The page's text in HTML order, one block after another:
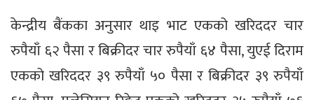
केन्द्रीय बैंकका अनुसार थाइ भाट एकको खरिददर चार
रुपैयाँ ६२ पैसा र बिक्रीदर चार रुपैयाँ ६४ पैसा, युएई दिराम
एकको खरिददर ३९ रुपैयाँ ५० पैसा र बिक्रीदर ३९ रुपैयाँ